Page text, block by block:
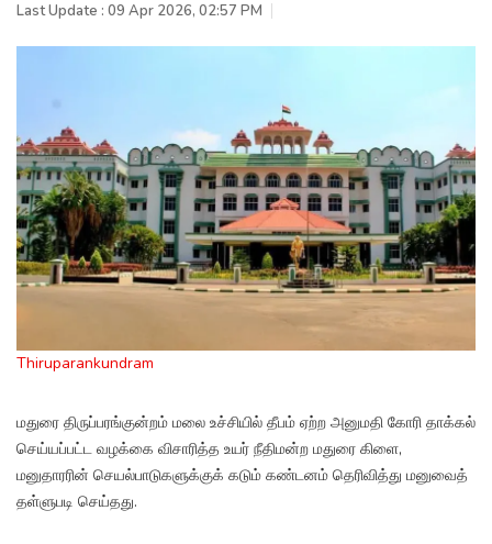
Last Update : 09 Apr 2026, 02:57 PM
Thiruparankundram
மதுரை திருப்பரங்குன்றம் மலை உச்சியில் தீபம் ஏற்ற அனுமதி கோரி தாக்கல்
செய்யப்பட்ட வழக்கை விசாரித்த உயர் நீதிமன்ற மதுரை கிளை,
மனுதாரரின் செயல்பாடுகளுக்குக் கடும் கண்டனம் தெரிவித்து மனுவைத்
தள்ளுபடி செய்தது.